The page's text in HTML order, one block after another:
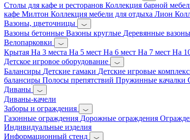
Cтолы для кафе и ресторанов Коллекция барной
кафе Милтон Коллекция мебели для отдыха Лион
Вазоны, цветочницы
Вазоны бетонные Вазоны круглые Деревянные
Велопарковки
Крытая На 3 места На 5 мест На 6 мест На 7 мест На
Детское игровое оборудование
Балансиры Детские гамаки Детские игровые
балансиры Полосы препятствий Пружинные качалки
Диваны
Диваны-качели
Заборы и ограждения
Газонные ограждения Дорожные ограждения
Индивидуальные изделия
Информационный стенд